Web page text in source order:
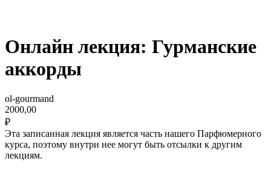
Онлайн лекция: Гурманские
аккорды
ol-gourmand
2000,00
₽
Эта записанная лекция является часть нашего Парфюмерного
курса, поэтому внутри нее могут быть отсылки к другим
лекциям.